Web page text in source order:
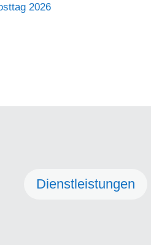
2026
Dienstleistungen